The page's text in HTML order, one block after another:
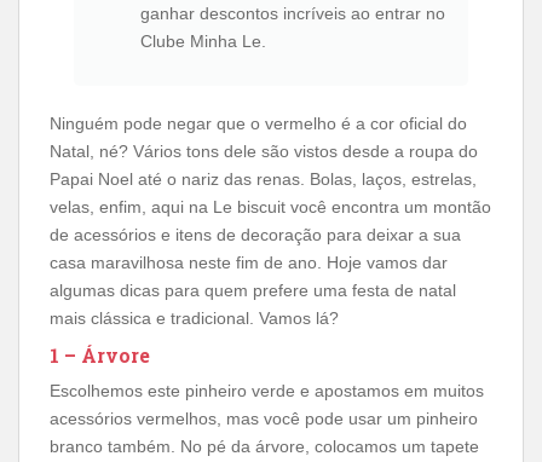
ganhar descontos incríveis ao entrar no
Clube Minha Le.
Ninguém pode negar que o vermelho é a cor oficial do
Natal, né? Vários tons dele são vistos desde a roupa do
Papai Noel até o nariz das renas. Bolas, laços, estrelas,
velas, enfim, aqui na Le biscuit você encontra um montão
de acessórios e itens de decoração para deixar a sua
casa maravilhosa neste fim de ano. Hoje vamos dar
algumas dicas para quem prefere uma festa de natal
mais clássica e tradicional. Vamos lá?
1 – Árvore
Escolhemos este pinheiro verde e apostamos em muitos
acessórios vermelhos, mas você pode usar um pinheiro
branco também. No pé da árvore, colocamos um tapete